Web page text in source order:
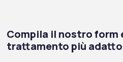
Compila il nostro form
trattamento più adatto